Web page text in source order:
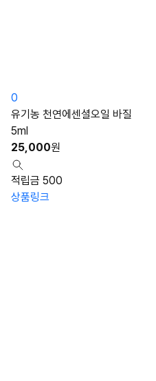
0
유기농 천연에센셜오일 바질
5ml
25,000원
적립금 500
상품링크